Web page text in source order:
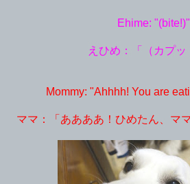
Ehime: "(bite!)"
えひめ：「（カプッ
Mommy: "Ahhhh! You are
ママ：「ああああ！ひめたん、マ